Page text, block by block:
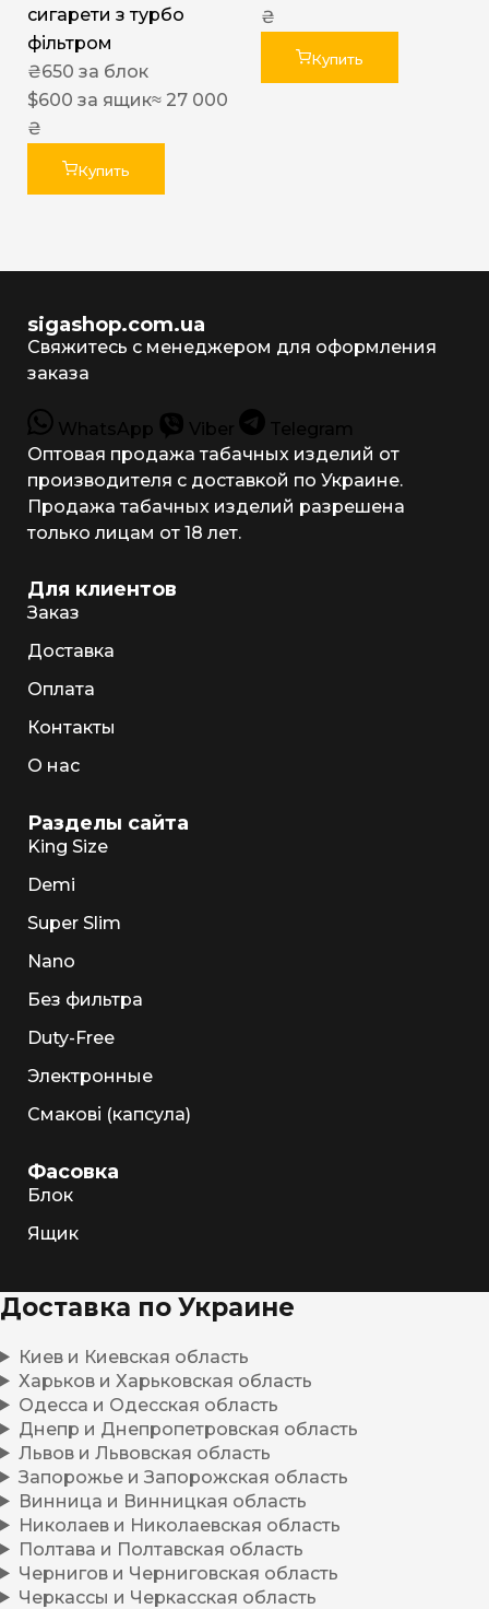
сигарети з турбо
фільтром
₴650 за блок
$600 за ящик≈ 27 000
₴
Купить
₴
Купить
sigashop.com.ua
Свяжитесь с менеджером для оформления
заказа
WhatsApp Viber
Telegram
Оптовая продажа табачных изделий от
производителя с доставкой по Украине.
Продажа табачных изделий разрешена
только лицам от 18 лет.
Для клиентов
Заказ
Доставка
Оплата
Контакты
О нас
Разделы сайта
King Size
Demi
Super Slim
Nano
Без фильтра
Duty-Free
Электронные
Смакові (капсула)
Фасовка
Блок
Ящик
Доставка по Украине
Киев и Киевская область
Харьков и Харьковская область
Одесса и Одесская область
Днепр и Днепропетровская область
Львов и Львовская область
Запорожье и Запорожская область
Винница и Винницкая область
Николаев и Николаевская область
Полтава и Полтавская область
Чернигов и Черниговская область
Черкассы и Черкасская область